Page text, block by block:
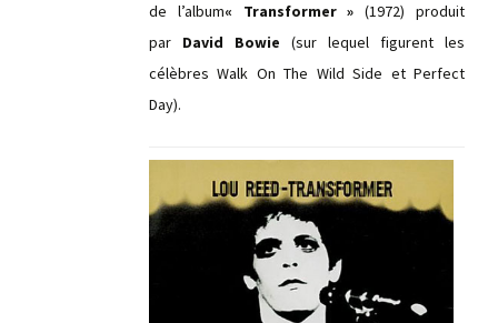
de l’album« Transformer » (1972) produit
par David Bowie (sur lequel figurent les
célèbres Walk On The Wild Side et Perfect
Day).